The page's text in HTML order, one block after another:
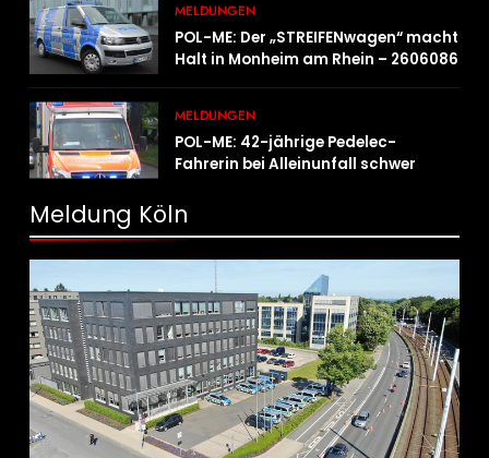
MELDUNGEN
POL-ME: Der „STREIFENwagen“ macht
Halt in Monheim am Rhein – 2606086
MELDUNGEN
POL-ME: 42-jährige Pedelec-
Fahrerin bei Alleinunfall schwer
Meldung Köln